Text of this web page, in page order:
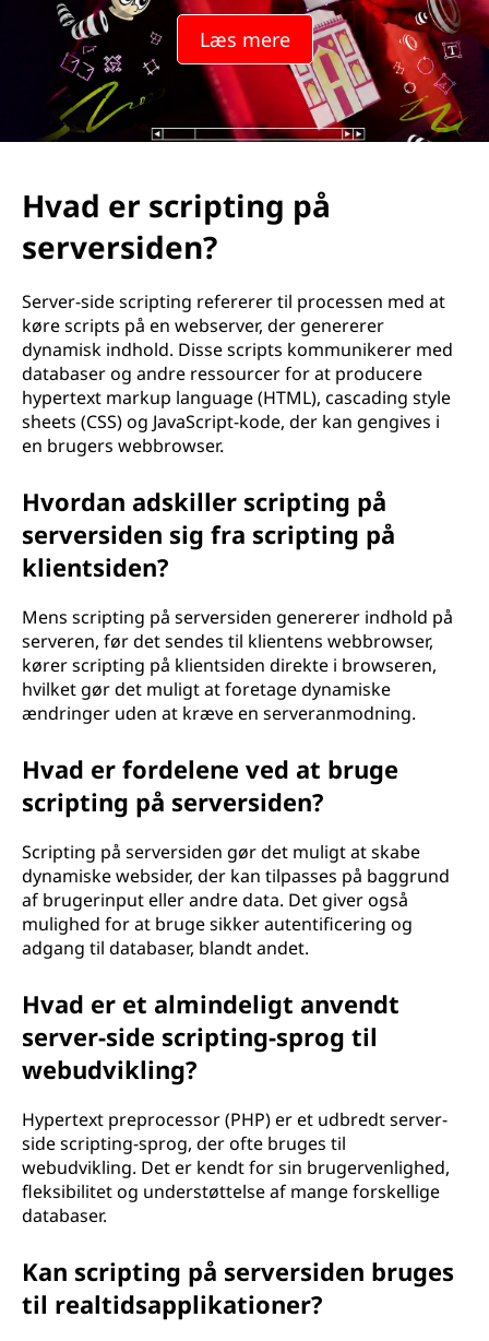
n
Læs mere
Hvad er scripting på
serversiden?
Server-side scripting refererer til processen med at
køre scripts på en webserver, der genererer
dynamisk indhold. Disse scripts kommunikerer med
databaser og andre ressourcer for at producere
hypertext markup language (HTML), cascading style
sheets (CSS) og JavaScript-kode, der kan gengives i
en brugers webbrowser.
Hvordan adskiller scripting på
serversiden sig fra scripting på
klientsiden?
Mens scripting på serversiden genererer indhold på
serveren, før det sendes til klientens webbrowser,
kører scripting på klientsiden direkte i browseren,
hvilket gør det muligt at foretage dynamiske
ændringer uden at kræve en serveranmodning.
Hvad er fordelene ved at bruge
scripting på serversiden?
Scripting på serversiden gør det muligt at skabe
dynamiske websider, der kan tilpasses på baggrund
af brugerinput eller andre data. Det giver også
mulighed for at bruge sikker autentificering og
adgang til databaser, blandt andet.
Hvad er et almindeligt anvendt
server-side scripting-sprog til
webudvikling?
Hypertext preprocessor (PHP) er et udbredt server-
side scripting-sprog, der ofte bruges til
webudvikling. Det er kendt for sin brugervenlighed,
fleksibilitet og understøttelse af mange forskellige
databaser.
Kan scripting på serversiden bruges
til realtidsapplikationer?